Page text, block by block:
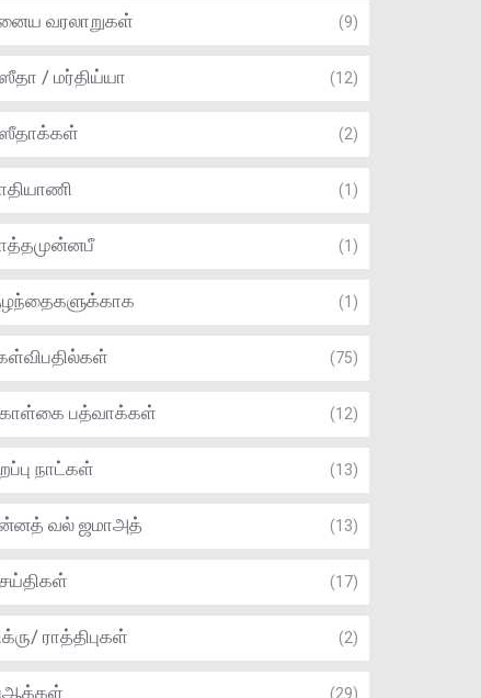
வரலாறுகள் (9)
/ மர்திய்யா (12)
(2)
(1)
(1)
(1)
(75)
பத்வாக்கள் (12)
நாட்கள் (13)
வல் ஜமாஅத் (13)
(17)
ராத்திபுகள் (2)
(29)